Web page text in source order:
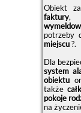
Obiekt
faktury
potrzeby
miejscu?.
Dla
system
obiektu
także
pokoje
na